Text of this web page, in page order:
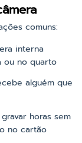
comuns:
interna
ou no quarto
alguém que
horas sem
no cartão